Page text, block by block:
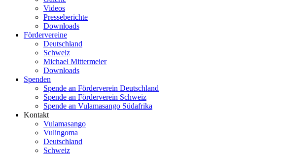
Videos
Presseberichte
Downloads
Fördervereine
Deutschland
Schweiz
Michael Mittermeier
Downloads
Spenden
Spende an Förderverein Deutschland
Spende an Förderverein Schweiz
Spende an Vulamasango Südafrika
Kontakt
Vulamasango
Vulingoma
Deutschland
Schweiz